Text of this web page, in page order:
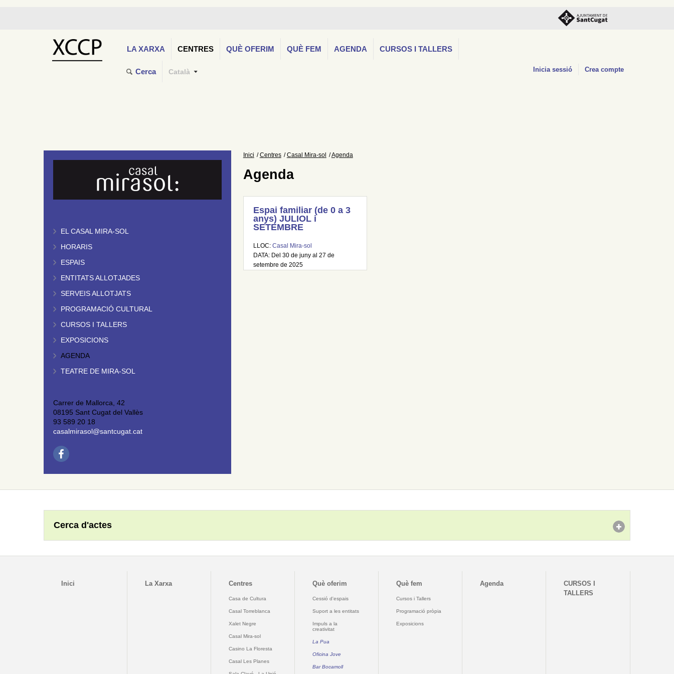
LA XARXA CENTRES QUÈ OFERIM QUÈ FEM AGENDA CURSOS I TALLERS
Cerca Català Inicia sessió Crea compte
EL CASAL MIRA-SOL
HORARIS
ESPAIS
ENTITATS ALLOTJADES
SERVEIS ALLOTJATS
PROGRAMACIÓ CULTURAL
CURSOS I TALLERS
EXPOSICIONS
AGENDA
TEATRE DE MIRA-SOL
Carrer de Mallorca, 42
08195 Sant Cugat del Vallès
93 589 20 18
casalmirasol@santcugat.cat
Inici Centres Casal Mira-sol Agenda
Agenda
Espai familiar (de 0 a 3
anys) JULIOL i
SETEMBRE
LLOC: Casal Mira-sol
DATA: Del 30 de juny al 27 de
setembre de 2025
Cerca d'actes
Inici La Xarxa Centres
Casa de Cultura
Casal Torreblanca
Xalet Negre
Casal Mira-sol
Casino La Floresta
Casal Les Planes
Què oferim
Cessió d'espais
Suport a les entitats
Impuls a la
creativitat
La Pua
Oficina Jove
Bar Bocamoll
Què fem
Cursos i Tallers
Programació pròpia
Exposicions
Agenda
CURSOS I
TALLERS